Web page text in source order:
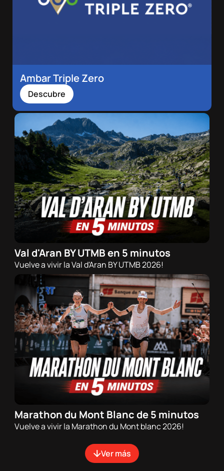
Ambar Triple Zero
Descubre
12/07/2026 - 20:00h
Trail
Val d'Aran BY UTMB en 5 minutos
Vuelve a vivir la Val d'Aran BY UTMB 2026!
29/06/2026 - 20:00h
Trail
Marathon du Mont Blanc de 5 minutos
Vuelve a vivir la Marathon du Mont blanc 2026!
Ver más